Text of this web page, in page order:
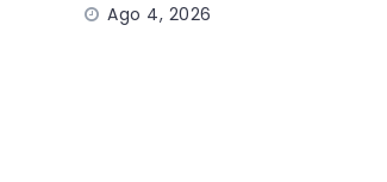
Ago 4, 2026